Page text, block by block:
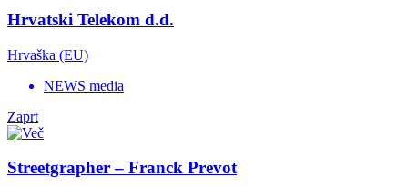
Hrvatski Telekom d.d.
Hrvaška (EU)
NEWS media
Zaprt
Streetgrapher – Franck Prevot